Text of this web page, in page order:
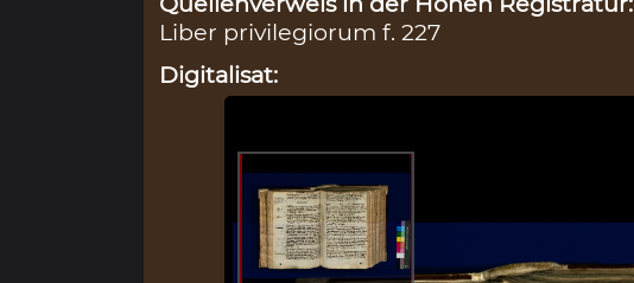
Liber privilegiorum f. 227
Digitalisat: